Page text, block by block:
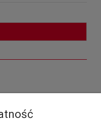
płatności